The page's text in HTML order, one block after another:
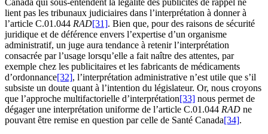
lient pas les tribunaux judiciaires dans l’interprétation à donner à
l’article C.01.044 RAD[31]. Bien que, pour des raisons de sécurité
juridique et de déférence envers l’expertise d’un organisme
administratif, un juge aura tendance à retenir l’interprétation
consacrée par l’usage lorsqu’elle a fait naître des attentes, par
exemple chez les publicitaires et les fabricants de médicaments
d’ordonnance[32], l’interprétation administrative n’est utile que s’il
subsiste un doute quant à l’intention du législateur. Or, nous croyons
que l’approche multifactorielle d’interprétation[33] nous permet de
dégager une interprétation uniforme de l’article C.01.044 RAD ne
pouvant être remise en question par celle de Santé Canada[34].